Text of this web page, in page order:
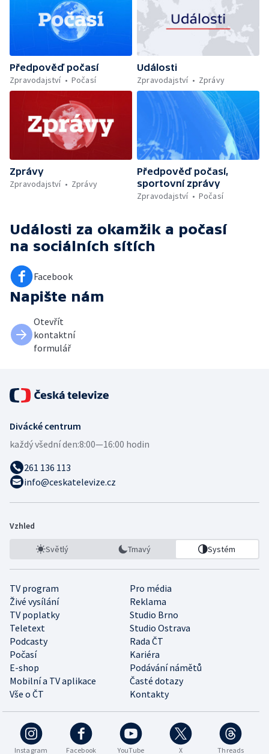
Předpověď počasí
Zpravodajství
Počasí
Události
Zpravodajství
Zprávy
Zprávy
Zpravodajství
Zprávy
Předpověď počasí,
sportovní zprávy
Zpravodajství
Počasí
Události za okamžik a počasí
na sociálních sítích
Facebook
Napište nám
Otevřít
kontaktní
formulář
Divácké centrum
každý všední den:8:00—16:00 hodin
261 136 113
info@ceskatelevize.cz
Vzhled
Světlý Tmavý Systém
TV program
Pro média
Živé vysílání
Reklama
TV poplatky
Studio Brno
Teletext
Studio Ostrava
Podcasty
Rada ČT
Počasí
Kariéra
E-shop
Podávání námětů
Mobilní a TV aplikace
Časté dotazy
Vše o ČT
Kontakty
Instagram Facebook YouTube X Threads